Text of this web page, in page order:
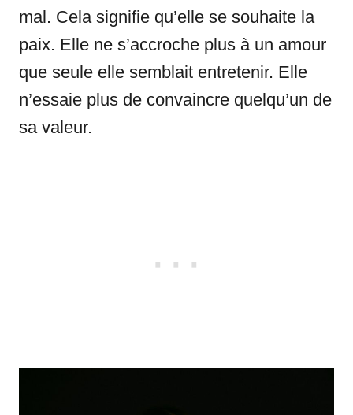
mal. Cela signifie qu’elle se souhaite la
paix. Elle ne s’accroche plus à un amour
que seule elle semblait entretenir. Elle
n’essaie plus de convaincre quelqu’un de
sa valeur.